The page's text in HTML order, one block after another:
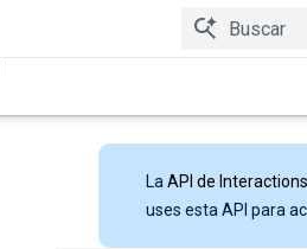
La API de Interactions
uses esta API para